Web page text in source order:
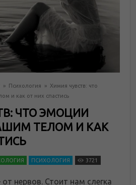
» Психология » Химия чувств: что
и как от них спастись
ЧТО ЭМОЦИИ
ТЕЛОМ И КАК
ПСИХОЛОГИЯ 3721
от нервов. Стоит нам слегка